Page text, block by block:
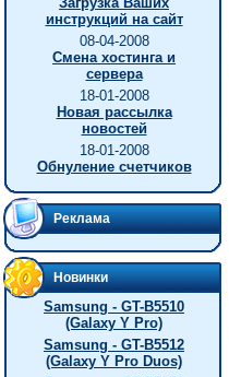
инструкций на сайт
08-04-2008
Смена хостинга и
сервера
18-01-2008
Новая рассылка
новостей
18-01-2008
Обнуление счетчиков
Реклама
Новинки
Samsung - GT-B5510
(Galaxy Y Pro)
Samsung - GT-B5512
(Galaxy Y Pro Duos)